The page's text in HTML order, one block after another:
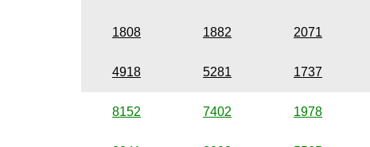
1808 1882 2071
4918 5281 1737
8152 7402 1978